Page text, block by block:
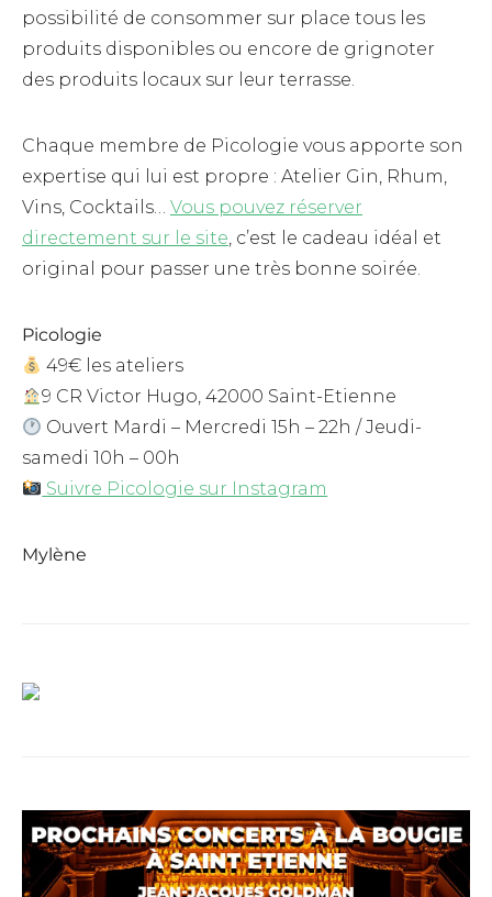
possibilité de consommer sur place tous les
produits disponibles ou encore de grignoter
des produits locaux sur leur terrasse.
Chaque membre de Picologie vous apporte son
expertise qui lui est propre : Atelier Gin, Rhum,
Vins, Cocktails… Vous pouvez réserver
directement sur le site, c’est le cadeau idéal et
original pour passer une très bonne soirée.
Picologie
49€ les ateliers
9 CR Victor Hugo, 42000 Saint-Etienne
Ouvert Mardi – Mercredi 15h – 22h / Jeudi-
samedi 10h – 00h
Suivre Picologie sur Instagram
Mylène